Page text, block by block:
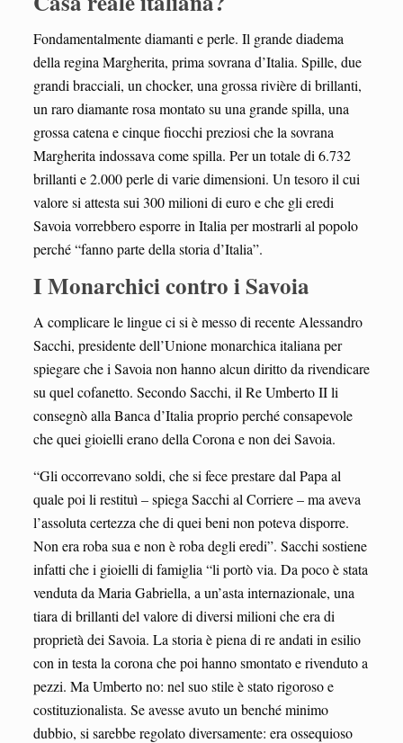
Fondamentalmente diamanti e perle. Il grande diadema
della regina Margherita, prima sovrana d’Italia. Spille, due
grandi bracciali, un chocker, una grossa rivière di brillanti,
un raro diamante rosa montato su una grande spilla, una
grossa catena e cinque fiocchi preziosi che la sovrana
Margherita indossava come spilla. Per un totale di 6.732
brillanti e 2.000 perle di varie dimensioni. Un tesoro il cui
valore si attesta sui 300 milioni di euro e che gli eredi
Savoia vorrebbero esporre in Italia per mostrarli al popolo
perché “fanno parte della storia d’Italia”.
I Monarchici contro i Savoia
A complicare le lingue ci si è messo di recente Alessandro
Sacchi, presidente dell’Unione monarchica italiana per
spiegare che i Savoia non hanno alcun diritto da rivendicare
su quel cofanetto. Secondo Sacchi, il Re Umberto II li
consegnò alla Banca d’Italia proprio perché consapevole
che quei gioielli erano della Corona e non dei Savoia.
“Gli occorrevano soldi, che si fece prestare dal Papa al
quale poi li restituì – spiega Sacchi al Corriere – ma aveva
l’assoluta certezza che di quei beni non poteva disporre.
Non era roba sua e non è roba degli eredi”. Sacchi sostiene
infatti che i gioielli di famiglia “li portò via. Da poco è stata
venduta da Maria Gabriella, a un’asta internazionale, una
tiara di brillanti del valore di diversi milioni che era di
proprietà dei Savoia. La storia è piena di re andati in esilio
con in testa la corona che poi hanno smontato e rivenduto a
pezzi. Ma Umberto no: nel suo stile è stato rigoroso e
costituzionalista. Se avesse avuto un benché minimo
dubbio, si sarebbe regolato diversamente: era ossequioso